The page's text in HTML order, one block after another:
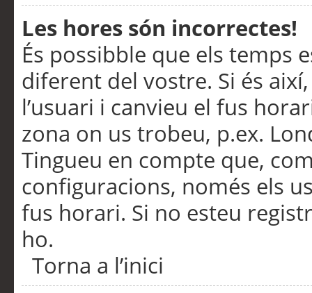
Les hores són incorrectes!
És possibble que els temps
diferent del vostre. Si és
l’usuari i canvieu el fus
zona on us trobeu, p.ex.
Tingueu en compte que,
configuracions, només els
fus horari. Si no esteu
ho.
Torna a l’inici